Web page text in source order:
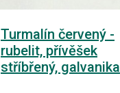
Turmalín červený -
rubelit, přívěšek
stříbřený, galvanika